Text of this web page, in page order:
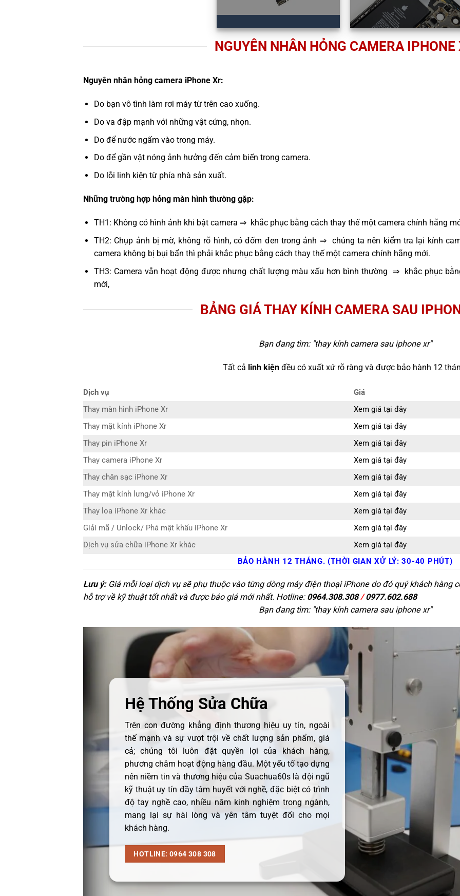
NGUYÊN NHÂN HỎNG CAMERA IPHONE
Nguyên nhân hỏng camera iPhone Xr:
Do bạn vô tình làm rơi máy từ trên cao xuống.
Do va đập mạnh với những vật cứng, nhọn.
Do để nước ngấm vào trong máy.
Do để gần vật nóng ảnh hưởng đến cảm biến trong camera.
Do lỗi linh kiện từ phía nhà sản xuất.
Những trường hợp hỏng màn hình thường gặp:
TH1: Không có hình ảnh khi bật camera ⇒ khắc phục bằng cách thay thế một camera chính hãng
TH2: Chụp ảnh bị mờ, không rõ hình, có đốm đen trong ảnh ⇒ chúng ta nên kiểm tra lại kính
camera không bị bụi bẩn thì phải khắc phục bằng cách thay thế một camera chính hãng mới.
TH3: Camera vẫn hoạt động được nhưng chất lượng màu xấu hơn bình thường ⇒ khắc phục
mới,
BẢNG GIÁ THAY KÍNH CAMERA SAU
Bạn đang tìm: "thay kính camera sau iphone xr"
Tất cả linh kiệnđều có xuất xứ rõ ràng và được bảo hành 12
Dịch vụ
Giá
Thay màn hình iPhone Xr
Xem giá tại đây
Thay mặt kính iPhone Xr
Xem giá tại đây
Thay pin iPhone Xr
Xem giá tại đây
Thay camera iPhone Xr
Xem giá tại đây
Thay chân sạc iPhone Xr
Xem giá tại đây
Thay mặt kính lưng/vỏ iPhone Xr
Xem giá tại đây
Thay loa iPhone Xr khác
Xem giá tại đây
Giải mã / Unlock/ Phá mật khẩu iPhone Xr
Xem giá tại đây
Dịch vụ sửa chữa iPhone Xr khác
Xem giá tại đây
BẢO HÀNH 12 THÁNG. (THỜI GIAN XỬ LÝ: 30-40 PHÚT)
Lưu ý:Giá mỗi loại dịch vụ sẽ phụ thuộc vào từng dòng máy điện thoại iPhone do đó quý khách hàng
hỗ trợ về kỹ thuật tốt nhất và được báo giá mới nhất. Hotline: 0964.308.308/0977.602.688
Bạn đang tìm: "thay kính camera sau iphone xr"
Hệ Thống Sửa Chữa
Trên con đường khẳng định thương hiệu uy tín, ngoài
thế mạnh và sự vượt trội về chất lượng sản phẩm, giá
cả; chúng tôi luôn đặt quyền lợi của khách hàng,
phương châm hoạt động hàng đầu. Một yếu tố tạo dựng
nên niềm tin và thương hiệu của Suachua60s là đội ngũ
kỹ thuật uy tín đầy tâm huyết với nghề, đặc biệt có trình
độ tay nghề cao, nhiều năm kinh nghiệm trong ngành,
mang lại sự hài lòng và yên tâm tuyệt đối cho mọi
khách hàng.
HOTLINE: 0964 308 308